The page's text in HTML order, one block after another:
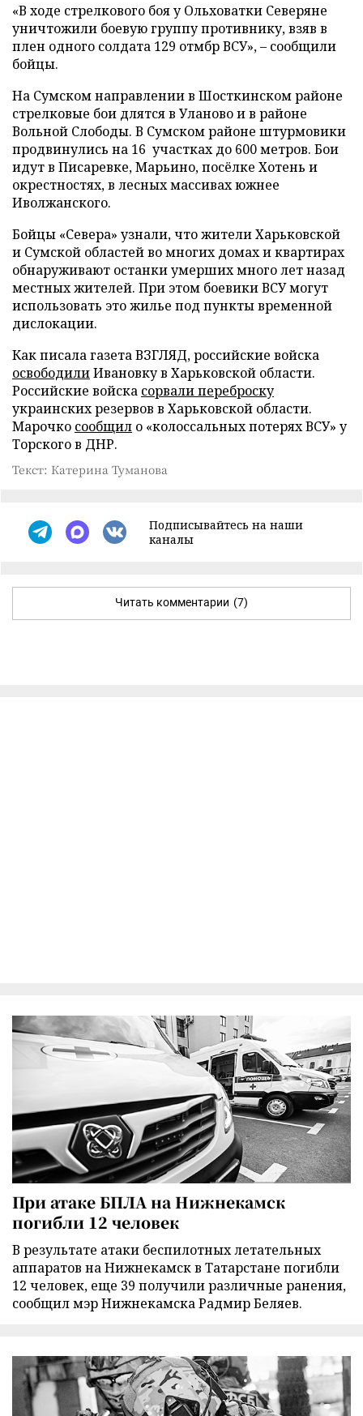
«В ходе стрелкового боя у Ольховатки Северяне
уничтожили боевую группу противнику, взяв в
плен одного солдата 129 отмбр ВСУ», – сообщили
бойцы.
На Сумском направлении в Шосткинском районе
стрелковые бои длятся в Уланово и в районе
Вольной Слободы. В Сумском районе штурмовики
продвинулись на 16 участках до 600 метров. Бои
идут в Писаревке, Марьино, посёлке Хотень и
окрестностях, в лесных массивах южнее
Иволжанского.
Бойцы «Севера» узнали, что жители Харьковской
и Сумской областей во многих домах и квартирах
обнаруживают останки умерших много лет назад
местных жителей. При этом боевики ВСУ могут
использовать это жилье под пункты временной
дислокации.
Как писала газета ВЗГЛЯД, российские войска
освободилиИвановку в Харьковской области.
Российские войска сорвали переброску
украинских резервов в Харьковской области.
Марочко сообщил о «колоссальных потерях ВСУ» у
Торского в ДНР.
Текст: Катерина Туманова
Подписывайтесь на наши
каналы
Читать комментарии (7)
При атаке БПЛА на Нижнекамск
погибли 12 человек
В результате атаки беспилотных летательных
аппаратов на Нижнекамск в Татарстане погибли
12 человек, еще 39 получили различные ранения,
сообщил мэр Нижнекамска Радмир Беляев.